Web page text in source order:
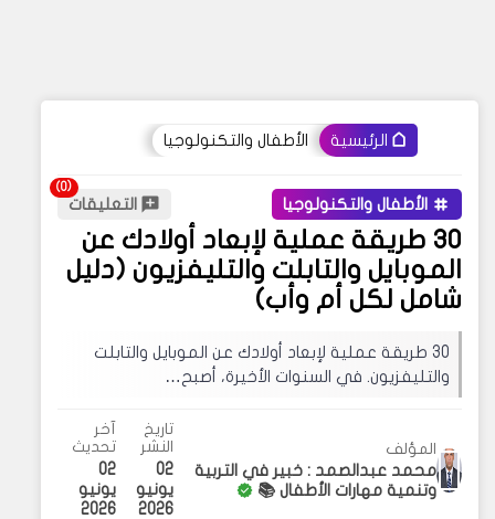
الرئيسية الأطفال والتكنولوجيا
الأطفال والتكنولوجيا التعليقات
30 طريقة عملية لإبعاد أولادك عن
الموبايل والتابلت والتليفزيون (دليل
شامل لكل أم وأب)
30 طريقة عملية لإبعاد أولادك عن الموبايل والتابلت
والتليفزيون. في السنوات الأخيرة، أصبح…
المؤلف
محمد عبدالصمد : خبير في التربية
وتنمية مهارات الأطفال 📚
تاريخ
النشر
02
يونيو
2026
آخر
تحديث
02
يونيو
2026